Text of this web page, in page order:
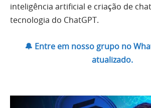
inteligência artificial e criação de
tecnologia do ChatGPT.
🔔 Entre em nosso grupo no
atualizado.